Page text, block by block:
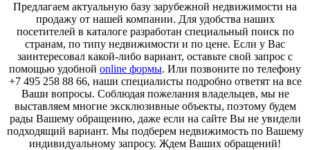
Предлагаем актуальную базу зарубежной недвижимости на
продажу от нашей компании. Для удобства наших
посетителей в каталоге разработан специальный поиск по
странам, по типу недвижимости и по цене. Если у Вас
заинтересовал какой-либо вариант, оставьте свой запрос с
помощью удобной online формы. Или позвоните по телефону
+7 495 258 88 66, наши специалисты подробно ответят на все
Ваши вопросы. Соблюдая пожелания владельцев, мы не
выставляем многие эксклюзивные объекты, поэтому будем
рады Вашему обращению, даже если на сайте Вы не увидели
подходящий вариант. Мы подберем недвижимость по Вашему
индивидуальному запросу. Ждем Ваших обращений!